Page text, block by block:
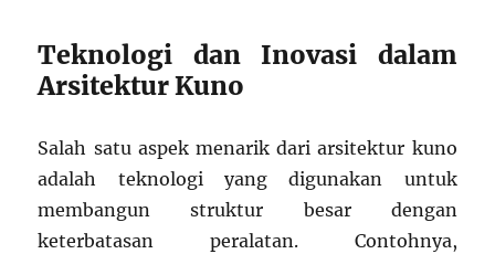
Teknologi dan Inovasi dalam
Arsitektur Kuno
Salah satu aspek menarik dari arsitektur kuno
adalah teknologi yang digunakan untuk
membangun struktur besar dengan
keterbatasan peralatan. Contohnya,